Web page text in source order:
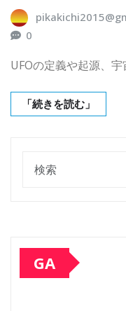
0
UFOの定義や起源、
「続きを読む」
GA